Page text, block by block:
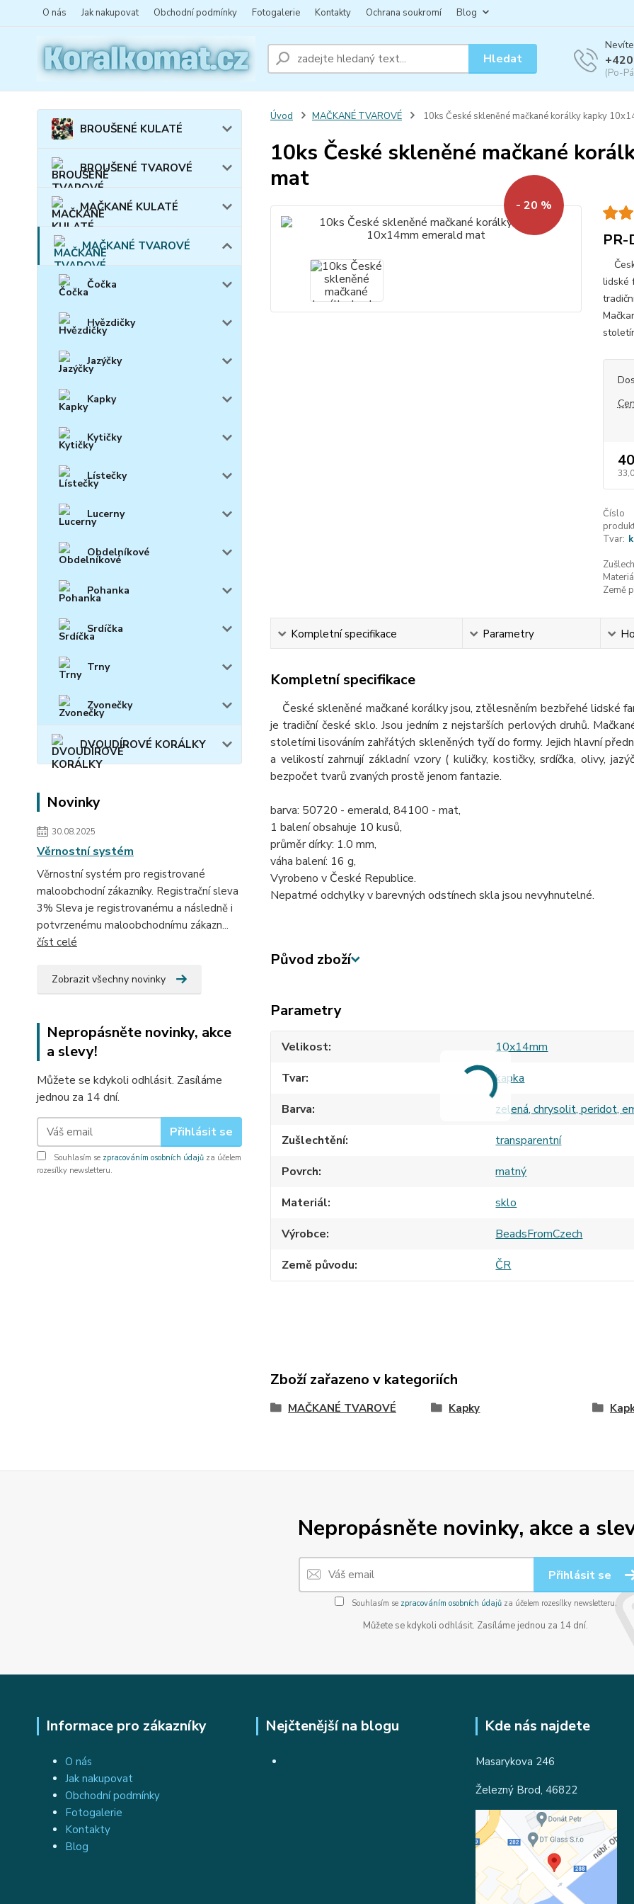
O nás Jak nakupovat Obchodní podmínky Fotogalerie Kontakty Ochrana soukromí Blog
Hledat
(Po-
BROUŠENÉ KULATÉ
BROUŠENÉ TVAROVÉ
MAČKANÉ KULATÉ
MAČKANÉ TVAROVÉ
Čočka
Hvězdičky
Jazýčky
Kapky
Kytičky
Lístečky
Lucerny
Obdelníkové
Pohanka
Srdíčka
Trny
Zvonečky
DVOUDÍROVÉ KORÁLKY
Novinky
30.08.2025
Věrnostní systém
Věrnostní systém pro registrované
maloobchodní zákazníky. Registrační sleva
3% Sleva je registrovanému a následně i
potvrzenému maloobchodnímu zákazn...
číst celé
Zobrazit všechny novinky
Nepropásněte novinky, akce
a slevy!
Můžete se kdykoli odhlásit. Zasíláme
jednou za 14 dní.
Přihlásit se
Souhlasím se zpracováním osobních údajů za účelem
rozesílky newsletteru.
Úvod MAČKANÉ TVAROVÉ 10ks České skleněné mačkané korálky kapky
10ks České skleněné mačkané
mat
- 20 %
PR-
lidské
Číslo
Tvar:
Země
Kompletní specifikace Parametry
Kompletní specifikace
České skleněné mačkané korálky jsou, ztělesněním bezbřehé lidské
je tradiční české sklo. Jsou jedním z nejstarších perlových druhů.
stoletími lisováním zahřátých skleněných tyčí do formy. Jejich hlavní
a velikostí zahrnují základní vzory ( kuličky, kostičky, srdíčka, olivy,
bezpočet tvarů zvaných prostě jenom fantazie.
barva: 50720 - emerald, 84100 - mat,
1 balení obsahuje 10 kusů,
průměr dírky: 1.0 mm,
váha balení: 16 g,
Vyrobeno v České Republice.
Nepatrné odchylky v barevných odstínech skla jsou nevyhnutelné.
Původ zboží
Parametry
Velikost
10x14mm
Tvar
kapka
Barva
zelená, chrysolit, peridot,
Zušlechtění
transparentní
Povrch
matný
Materiál
sklo
Výrobce
BeadsFromCzech
Země původu
ČR
Zboží zařazeno v kategoriích
MAČKANÉ TVAROVÉ Kapky
Nepropásněte novinky, akce a
Přihlásit se
Souhlasím se zpracováním osobních údajůza účelem rozesílky newsletteru.
Můžete se kdykoli odhlásit. Zasíláme jednou za 14 dní.
Informace pro zákazníky
O nás
Jak nakupovat
Obchodní podmínky
Fotogalerie
Kontakty
Blog
Nejčtenější na blogu Kde nás najdete
Masarykova 246
Železný Brod, 46822